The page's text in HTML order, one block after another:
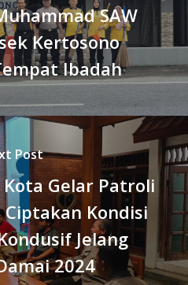
SAW
Kertosono
Ibadah
Post
Gelar Patroli
Kondisi
Jelang
2024